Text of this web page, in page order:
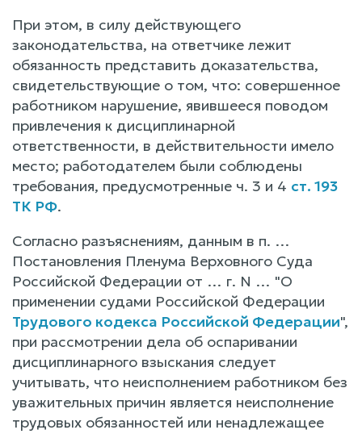
При этом, в силу действующего
законодательства, на ответчике лежит
обязанность представить доказательства,
свидетельствующие о том, что: совершенное
работником нарушение, явившееся поводом
привлечения к дисциплинарной
ответственности, в действительности имело
место; работодателем были соблюдены
требования, предусмотренные ч. 3 и 4 ст. 193
ТК РФ.
Согласно разъяснениям, данным в п. …
Постановления Пленума Верховного Суда
Российской Федерации от … г. N … "О
применении судами Российской Федерации
Трудового кодекса Российской Федерации",
при рассмотрении дела об оспаривании
дисциплинарного взыскания следует
учитывать, что неисполнением работником без
уважительных причин является неисполнение
трудовых обязанностей или ненадлежащее